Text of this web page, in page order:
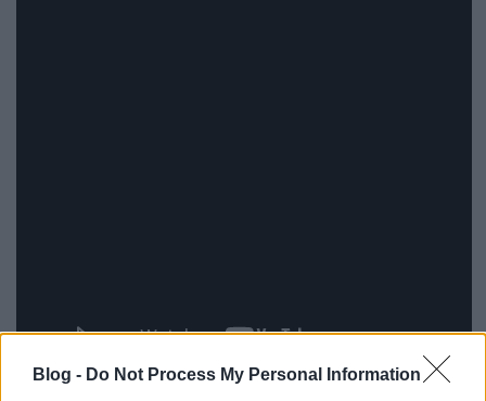
Blog - Do Not Process My Personal Information